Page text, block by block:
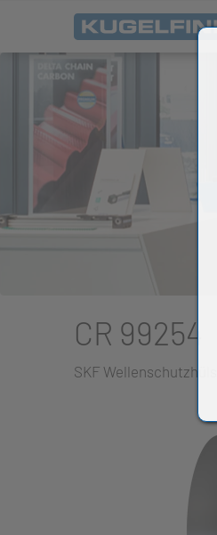
CR 99254
SKF Wellenschutzhülse